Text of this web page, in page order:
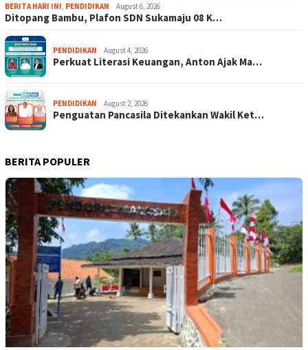
BERITA HARI INI, PENDIDIKAN August 6, 2026
Ditopang Bambu, Plafon SDN Sukamaju 08 K…
PENDIDIKAN August 4, 2026
Perkuat Literasi Keuangan, Anton Ajak Ma…
PENDIDIKAN August 2, 2026
Penguatan Pancasila Ditekankan Wakil Ket…
BERITA POPULER